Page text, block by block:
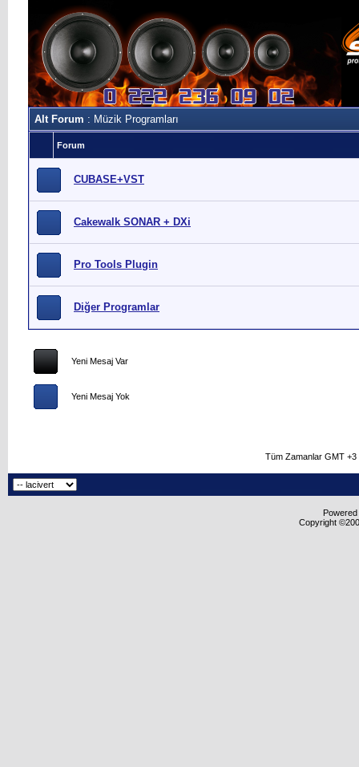
Alt Forum : Müzik Programları
Forum
CUBASE+VST
Cakewalk SONAR + DXi
Pro Tools Plugin
Diğer Programlar
Yeni Mesaj Var
Yeni Mesaj Yok
Tüm Zamanlar GMT
Copyright